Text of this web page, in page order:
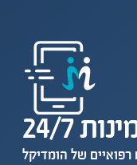
24/7
רפואיים של הומדיקל